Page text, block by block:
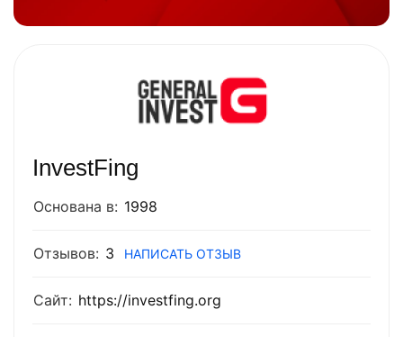
InvestFing
Основана в: 1998
Отзывов: 3 НАПИСАТЬ ОТЗЫВ
Сайт: https://investfing.org